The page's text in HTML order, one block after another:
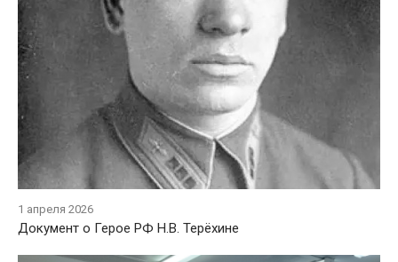
1 апреля 2026
Документ о Герое РФ Н.В. Терёхине